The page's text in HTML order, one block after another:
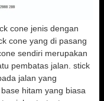
cone jenis dengan
cone yang di pasang
sendiri merupakan
pembatas jalan. stick
jalan yang
hitam yang biasa